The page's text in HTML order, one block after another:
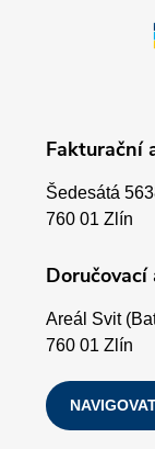
Fakturační
Šedesátá
760 01 Zlín
Doručovací
Areál Svit
760 01 Zlín